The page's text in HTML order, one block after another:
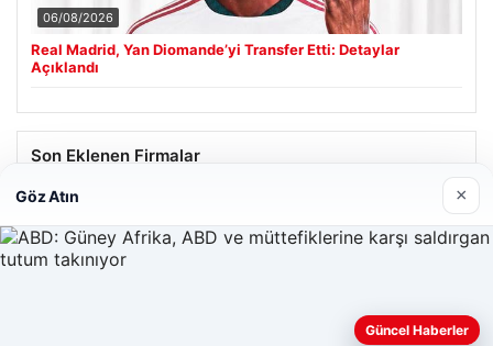
06/08/2026
Real Madrid, Yan Diomande’yi Transfer Etti: Detaylar
Açıklandı
Son Eklenen Firmalar
Göz Atın ×
Güncel Haberler